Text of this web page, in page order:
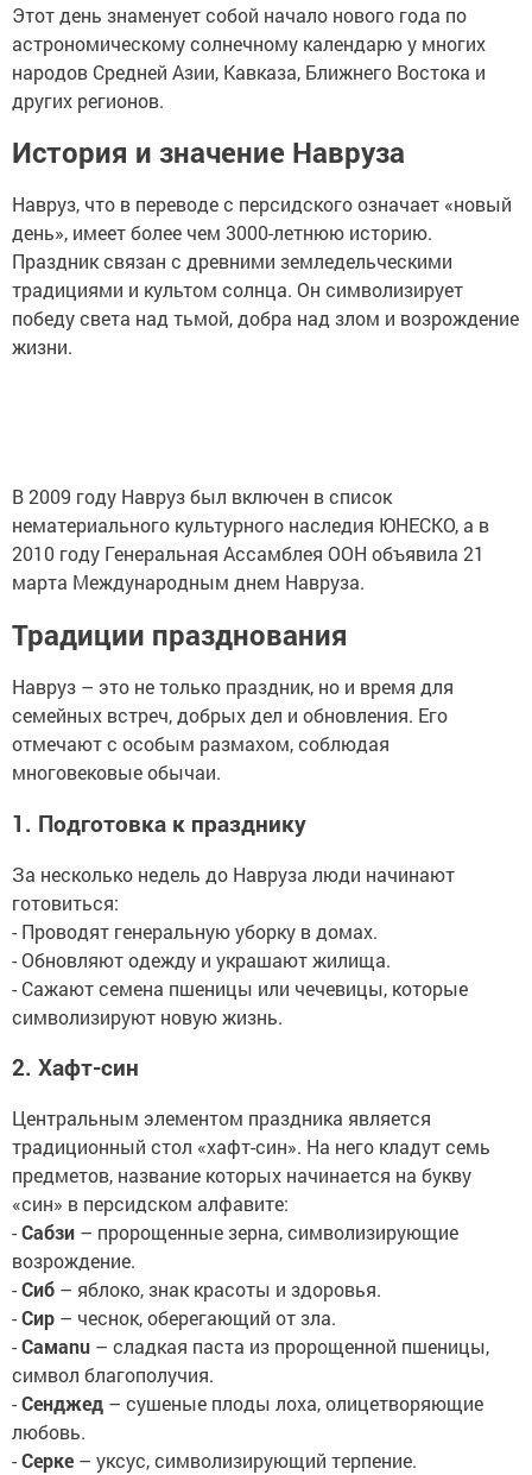
Этот день знаменует собой начало нового года по
астрономическому солнечному календарю у многих
народов Средней Азии, Кавказа, Ближнего Востока и
других регионов.
История и значение Навруза
Навруз, что в переводе с персидского означает «новый
день», имеет более чем 3000-летнюю историю.
Праздник связан с древними земледельческими
традициями и культом солнца. Он символизирует
победу света над тьмой, добра над злом и возрождение
жизни.
В 2009 году Навруз был включен в список
нематериального культурного наследия ЮНЕСКО, а в
2010 году Генеральная Ассамблея ООН объявила 21
марта Международным днем Навруза.
Традиции празднования
Навруз – это не только праздник, но и время для
семейных встреч, добрых дел и обновления. Его
отмечают с особым размахом, соблюдая
многовековые обычаи.
1. Подготовка к празднику
За несколько недель до Навруза люди начинают
готовиться:
- Проводят генеральную уборку в домах.
- Обновляют одежду и украшают жилища.
- Сажают семена пшеницы или чечевицы, которые
символизируют новую жизнь.
2. Хафт-син
Центральным элементом праздника является
традиционный стол «хафт-син». На него кладут семь
предметов, название которых начинается на букву
«син» в персидском алфавите:
-Сабзи – пророщенные зерна, символизирующие
возрождение.
-Сиб – яблоко, знак красоты и здоровья.
-Сир – чеснок, оберегающий от зла.
-Самanu – сладкая паста из пророщенной пшеницы,
символ благополучия.
-Сенджeд – сушеные плоды лоха, олицетворяющие
любовь.
-Серке – уксус, символизирующий терпение.